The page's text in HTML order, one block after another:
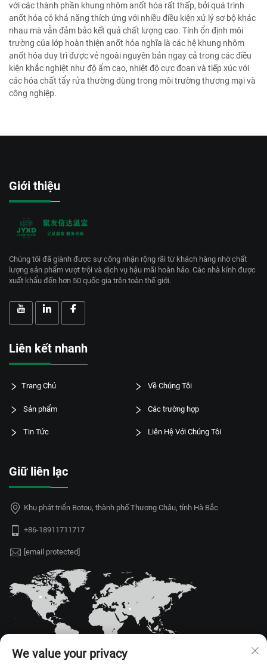
với các thành phần khung nhôm anốt hóa rất thấp, bởi quá trình
anốt hóa có khả năng thích ứng với nhiều điều kiện xử lý sơ bộ khác
nhau mà vẫn đảm bảo kết quả chất lượng cao. Tính ổn định môi
trường của lớp hoàn thiện anốt hóa nghĩa là các hệ khung nhôm
anốt hóa duy trì được vẻ ngoài nguyên bản ngay cả trong các điều
kiện khắc nghiệt như độ ẩm cao, nhiệt độ cực đoan và tiếp xúc với
các hóa chất tẩy rửa thường dùng trong môi trường thương mại và
công nghiệp.
Giới thiệu
Chúng tôi đã giành được sự công nhận rộng rãi từ khách hàng nhờ chất
lượng sản phẩm vượt trội và dịch vụ hậu mãi hoàn hảo. Các nhà kính được
xuất khẩu đến hơn 50 quốc gia trên toàn thế giới.
Liên kết nhanh
Trang Chủ Về Chúng Tôi
Sản phẩm Các trường hợp
Tin Tức Liên Hệ Với Chúng Tôi
Giữ liên lạc
Khu phát triển Botou, thành phố Thương Châu, tỉnh Hà Bắc
+86-18911711717
[email protected]
We value your privacy